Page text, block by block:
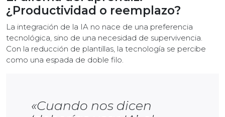
¿Productividad o reemplazo?
La integración de la IA no nace de una preferencia
tecnológica, sino de una necesidad de supervivencia.
Con la reducción de plantillas, la tecnología se percibe
como una espada de doble filo.
«Cuando nos dicen